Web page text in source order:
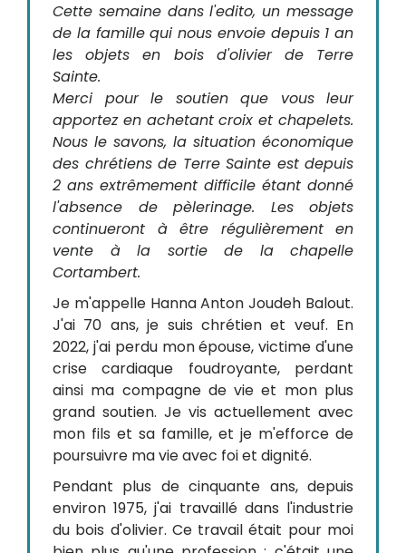
Cette semaine dans l'edito, un message
de la famille qui nous envoie depuis 1 an
les objets en bois d'olivier de Terre
Sainte.
Merci pour le soutien que vous leur
apportez en achetant croix et chapelets.
Nous le savons, la situation économique
des chrétiens de Terre Sainte est depuis
2 ans extrêmement difficile étant donné
l'absence de pèlerinage. Les objets
continueront à être régulièrement en
vente à la sortie de la chapelle
Cortambert.
Je m'appelle Hanna Anton Joudeh Balout.
J'ai 70 ans, je suis chrétien et veuf. En
2022, j'ai perdu mon épouse, victime d'une
crise cardiaque foudroyante, perdant
ainsi ma compagne de vie et mon plus
grand soutien. Je vis actuellement avec
mon fils et sa famille, et je m'efforce de
poursuivre ma vie avec foi et dignité.
Pendant plus de cinquante ans, depuis
environ 1975, j'ai travaillé dans l'industrie
du bois d'olivier. Ce travail était pour moi